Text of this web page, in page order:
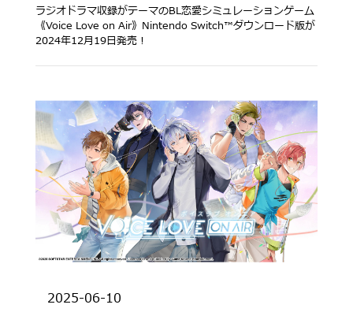
ラジオドラマ収録がテーマのBL恋愛シミュレーションゲーム
《Voice Love on Air》Nintendo Switch™ダウンロード版が
2024年12月19日発売！
2025-06-10